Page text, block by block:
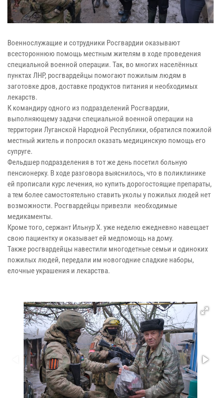
Военнослужащие и сотрудники Росгвардии оказывают
всестороннюю помощь местным жителям в ходе проведения
специальной военной операции. Так, во многих населённых
пунктах ЛНР, росгвардейцы помогают пожилым людям в
заготовке дров, доставке продуктов питания и необходимых
лекарств.
К командиру одного из подразделений Росгвардии,
выполняющему задачи специальной военной операции на
территории Луганской Народной Республики, обратился пожилой
местный житель и попросил оказать медицинскую помощь его
супруге.
Фельдшер подразделения в тот же день посетил больную
пенсионерку. В ходе разговора выяснилось, что в поликлинике
ей прописали курс лечения, но купить дорогостоящие препараты,
а тем более самостоятельно ставить уколы у пожилых людей нет
возможности. Росгвардейцы привезли необходимые
медикаменты.
Кроме того, сержант Ильнур Х. уже неделю ежедневно навещает
свою пациентку и оказывает ей медпомощь на дому.
Также росгвардейцы навестили многодетные семьи и одиноких
пожилых людей, передали им новогодние сладкие наборы,
елочные украшения и лекарства.